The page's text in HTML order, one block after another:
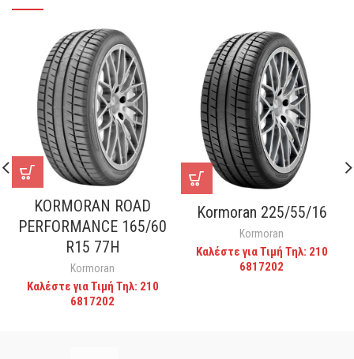
KORMORAN ROAD
PERFORMANCE 165/60
R15 77H
Kormoran
Καλέστε για Τιμή Τηλ: 210
6817202
Kormoran 225/55/16
Kormoran
Καλέστε για Τιμή Τηλ: 210
6817202